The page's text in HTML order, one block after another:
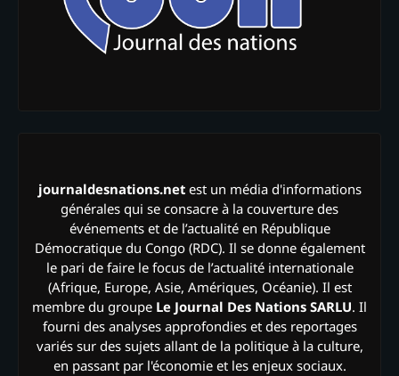
journaldesnations.netest un média d'informations
générales qui se consacre à la couverture des
événements et de l’actualité en République
Démocratique du Congo (RDC). Il se donne également
le pari de faire le focus de l’actualité internationale
(Afrique, Europe, Asie, Amériques, Océanie). Il est
membre du groupe Le Journal Des Nations SARLU. Il
fourni des analyses approfondies et des reportages
variés sur des sujets allant de la politique à la culture,
en passant par l'économie et les enjeux sociaux.